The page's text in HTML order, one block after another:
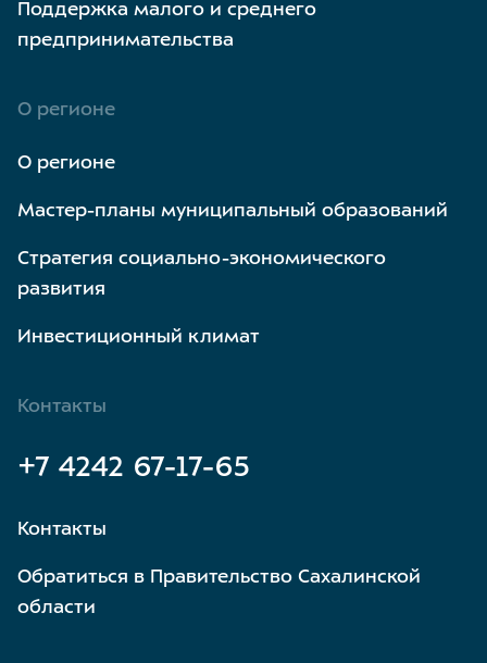
Поддержка малого и среднего
предпринимательства
О регионе
О регионе
Мастер-планы муниципальный образований
Стратегия социально-экономического
развития
Инвестиционный климат
Контакты
+7 4242 67-17-65
Контакты
Обратиться в Правительство Сахалинской
области